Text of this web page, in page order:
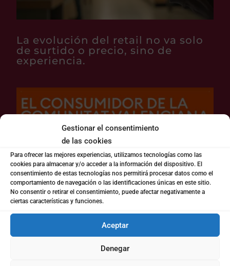
Gestionar el consentimiento
de las cookies
Para ofrecer las mejores experiencias, utilizamos tecnologías como las
cookies para almacenar y/o acceder a la información del dispositivo. El
consentimiento de estas tecnologías nos permitirá procesar datos como el
comportamiento de navegación o las identificaciones únicas en este sitio.
No consentir o retirar el consentimiento, puede afectar negativamente a
ciertas características y funciones.
Aceptar
Denegar
La evolución del retail no va solo
de surtido o precio, sino de
experiencia.
Presentación informe: ‘El
consumidor de la Comunidad
Valenciana: hábitos y
comportamientos de compra en